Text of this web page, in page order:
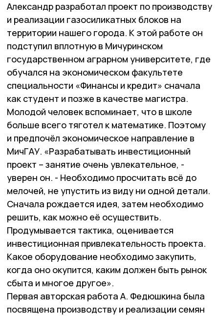
Александр разработал проект по производству
и реализации газосиликатных блоков на
территории нашего города. К этой работе он
подступил вплотную в Мичуринском
государственном аграрном университете, где
обучался на экономическом факультете
специальности «Финансы и кредит» сначала
как студент и позже в качестве магистра.
Молодой человек вспоминает, что в школе
больше всего тяготел к математике. Поэтому
и предпочёл экономическое направление в
МичГАУ. «Разрабатывать инвестиционный
проект – занятие очень увлекательное, -
уверен он. - Необходимо просчитать всё до
мелочей, не упустить из виду ни одной детали.
Сначала рождается идея, затем необходимо
решить, как можно её осуществить.
Продумывается тактика, оценивается
инвестиционная привлекательность проекта.
Какое оборудование необходимо закупить,
когда оно окупится, каким должен быть рынок
сбыта и многое другое».
Первая авторская работа А. Федюшкина была
посвящена производству и реализации семян